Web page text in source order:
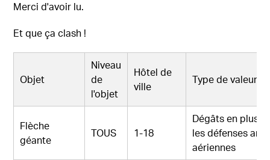
Merci d'avoir lu.
Et que ça clash !
Objet
Niveau
de
l'objet
Hôtel de
ville
Type de valeur
Flèche
géante
TOUS 1-18
Dégâts en plus
les défenses
aériennes